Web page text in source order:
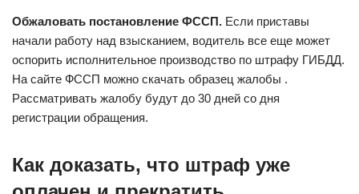
Обжаловать постановление ФССП. Если приставы
начали работу над взысканием, водитель все еще может
оспорить исполнительное производство по штрафу ГИБДД.
На сайте ФССП можно скачать образец жалобы .
Рассматривать жалобу будут до 30 дней со дня
регистрации обращения.
Как доказать, что штраф уже